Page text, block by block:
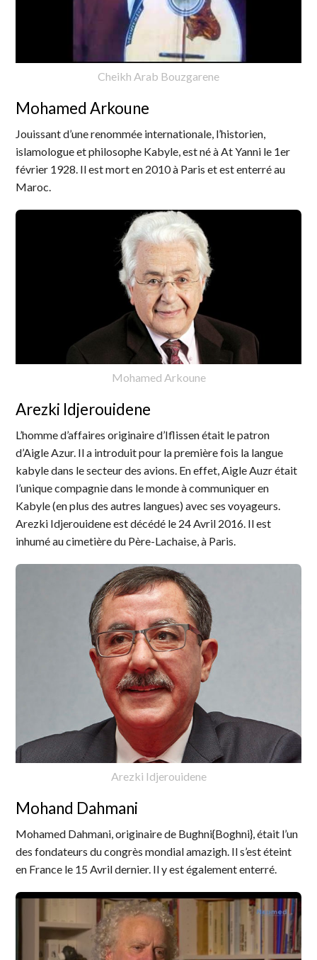
Cheikh Arab Bouzgarene
Mohamed Arkoune
Jouissant d’une renommée internationale, l’historien,
islamologue et philosophe Kabyle, est né à At Yanni le 1er
février 1928. Il est mort en 2010 à Paris et est enterré au
Maroc.
Mohamed Arkoune
Arezki Idjerouidene
L’homme d’affaires originaire d’Iflissen était le patron
d’Aigle Azur. Il a introduit pour la première fois la langue
kabyle dans le secteur des avions. En effet, Aigle Auzr était
l’unique compagnie dans le monde à communiquer en
Kabyle (en plus des autres langues) avec ses voyageurs.
Arezki Idjerouidene est décédé le 24 Avril 2016. Il est
inhumé au cimetière du Père-Lachaise, à Paris.
Arezki Idjerouidene
Mohand Dahmani
Mohamed Dahmani, originaire de Bughni{Boghni}, était l’un
des fondateurs du congrès mondial amazigh. Il s’est éteint
en France le 15 Avril dernier. Il y est également enterré.